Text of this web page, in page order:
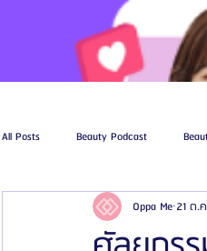
All Posts Beauty Podcast
รีวิวศัลยกรรมฉีดไขมัน รีวิวศัล
Oppa Me 21 ต.